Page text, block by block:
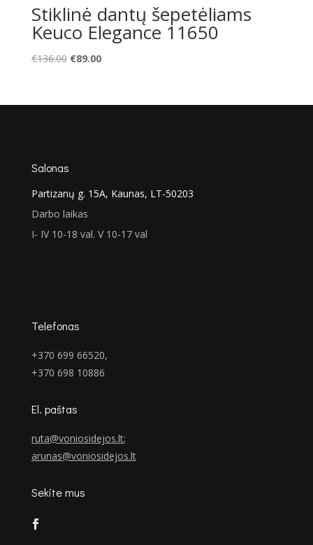
Stiklinė dantų šepetėliams
Keuco Elegance 11650
€136.00 Original
€136.00.
€89.00Current
€89.00.
Salonas
Partizanų g. 15A, Kaunas, LT-50203
Darbo laikas
I- IV 10-18 val. V 10-17 val
Telefonas
+370 699 66520,
+370 698 10886
El. paštas
ruta@voniosidejos.lt;
arunas@voniosidejos.lt
Sekite mus